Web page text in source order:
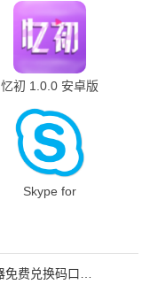
忆初 1.0.0 安卓版
Skype for